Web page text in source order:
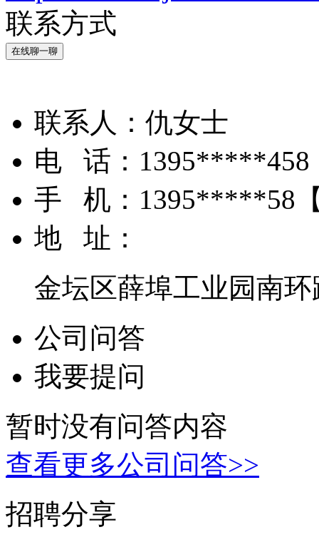
联系方式
在线聊一聊
联系人： 仇女士
电 话： 1395*****458
手 机： 1395*****58
地 址：
金坛区薛埠工业园南环
公司问答
我要提问
暂时没有问答内容
查看更多公司问答>>
招聘分享